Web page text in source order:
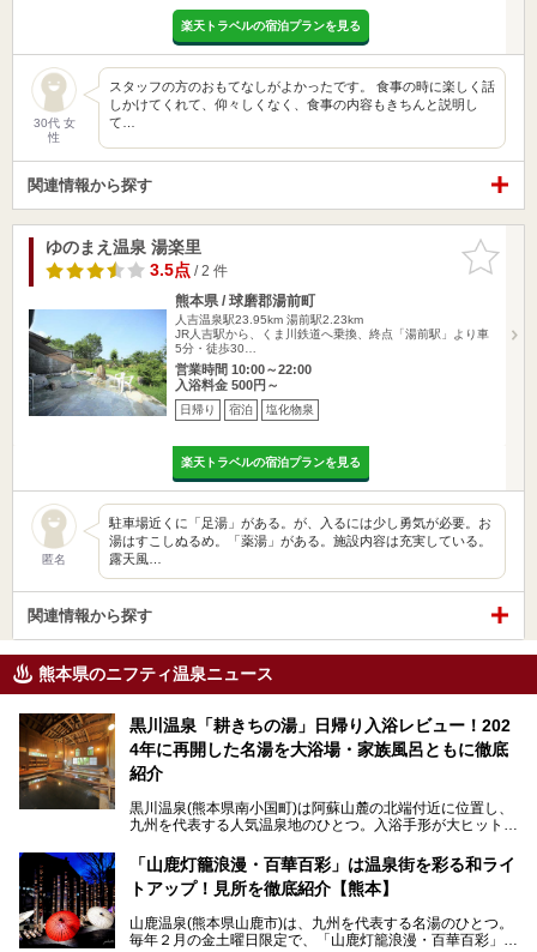
楽天トラベルの宿泊プランを見る
30代 女
性
スタッフの方のおもてなしがよかったです。 食事の時に楽しく話
しかけてくれて、仰々しくなく、食事の内容もきちんと説明し
て…
関連情報から探す
お気に入
りに追加
ゆのまえ温泉 湯楽里
3.5点/ 2 件
熊本県 / 球磨郡湯前町
人吉温泉駅23.95km 湯前駅2.23km
JR人吉駅から、くま川鉄道へ乗換、終点「湯前駅」より車
5分・徒歩30…
営業時間 10:00～22:00
入浴料金 500円～
日帰り 宿泊 塩化物泉
楽天トラベルの宿泊プランを見る
匿名
駐車場近くに「足湯」がある。が、入るには少し勇気が必要。お
湯はすこしぬるめ。「薬湯」がある。施設内容は充実している。
露天風…
関連情報から探す
熊本県のニフティ温泉ニュース
黒川温泉「耕きちの湯」日帰り入浴レビュー！202
4年に再開した名湯を大浴場・家族風呂ともに徹底
紹介
黒川温泉(熊本県南小国町)は阿蘇山麓の北端付近に位置し、
九州を代表する人気温泉地のひとつ。入浴手形が大ヒット
す。
中でも「耕きち(こうきち)の湯」は露天風呂を持たないもの
り一度廃業しましたが、2024年10月に営業再開。数多くの
温泉ファンに注目される名湯です。
「山鹿灯籠浪漫・百華百彩」は温泉街を彩る和ライ
トアップ！見所を徹底紹介【熊本】
山鹿温泉(熊本県山鹿市)は、九州を代表する名湯のひとつ。
毎年２月の金土曜日限定で、「山鹿灯籠浪漫・百華百彩」